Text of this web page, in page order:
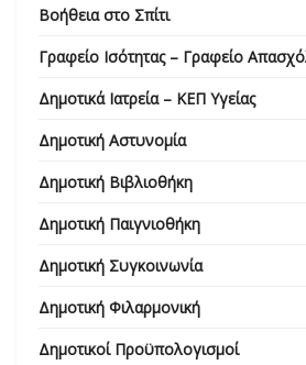
Βοήθεια στο Σπίτι
Γραφείο Ισότητας – Γραφείο
Δημοτικά Ιατρεία – ΚΕΠ Υγείας
Δημοτική Αστυνομία
Δημοτική Βιβλιοθήκη
Δημοτική Παιγνιοθήκη
Δημοτική Συγκοινωνία
Δημοτική Φιλαρμονική
Δημοτικοί Προϋπολογισμοί